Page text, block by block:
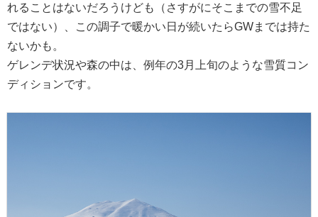
れることはないだろうけども（さすがにそこまでの雪不足
ではない）、この調子で暖かい日が続いたらGWまでは持た
ないかも。
ゲレンデ状況や森の中は、例年の3月上旬のような雪質コン
ディションです。